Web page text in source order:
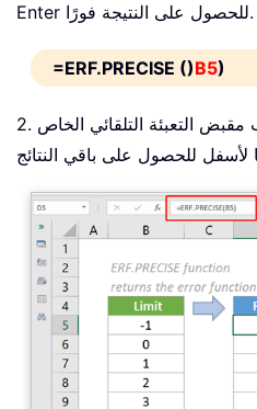
Enter للحصول على النتيجة فورًا.
=ERF.PRECISE ()B5)
2. حدد خلية النتيجة هذه واسحب مقبض التعبئة التلقائي الخاص